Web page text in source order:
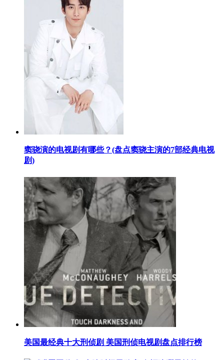
​窦骁演的电视剧有哪些？(盘点窦骁主演的7部经典电视
剧)
​美国最经典十大刑侦剧 美国刑侦电视剧盘点排行榜